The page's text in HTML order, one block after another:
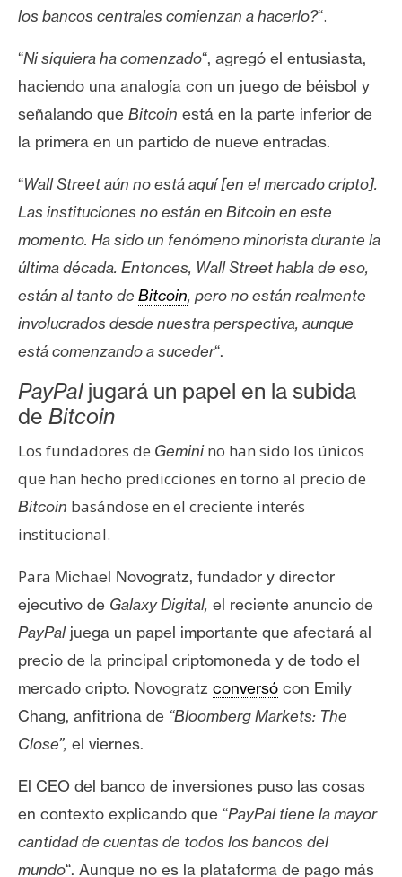
o
n
t
c
t
y
P
u
b
i
c
i
d
a
d
los bancos centrales comienzan a hacerlo?“.
“Ni siquiera ha comenzado“, agregó el entusiasta,
haciendo una analogía con un juego de béisbol y
señalando que Bitcoin está en la parte inferior de
la primera en un partido de nueve entradas.
“Wall Street aún no está aquí [en el mercado cripto].
Las instituciones no están en Bitcoin en este
momento. Ha sido un fenómeno minorista durante la
última década. Entonces, Wall Street habla de eso,
están al tanto de Bitcoin, pero no están realmente
involucrados desde nuestra perspectiva, aunque
está comenzando a suceder“.
PayPaljugará un papel en la subida
de Bitcoin
Los fundadores de Geminino han sido los únicos
que han hecho predicciones en torno al precio de
Bitcoin basándose en el creciente interés
institucional.
Para Michael Novogratz, fundador y director
ejecutivo de Galaxy Digital, el reciente anuncio de
PayPaljuega un papel importante que afectará al
precio de la principal criptomoneda y de todo el
mercado cripto. Novogratz conversó con Emily
Chang, anfitriona de “Bloomberg Markets: The
Close”, el viernes.
El CEO del banco de inversiones puso las cosas
en contexto explicando que “PayPal tiene la mayor
cantidad de cuentas de todos los bancos del
mundo“. Aunque no es la plataforma de pago más